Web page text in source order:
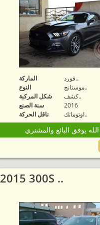
الماركة
فورد..
النوع
موستانج..
شكل المركبة
كشف..
سنة الصنع
2016
ناقل الحركة
اوتوماتك..
يوفق البائع والمشتري
2015 300S ..